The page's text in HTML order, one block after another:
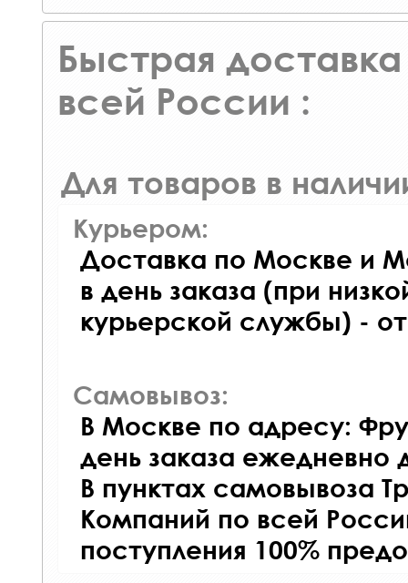
Быстрая доставка
всей России :
Для товаров в
Курьером:
Доставка по Москве и
в день заказа (при
курьерской службы) -
Самовывоз:
В Москве по адресу:
день заказа ежедневно
В пунктах самовывоза
Компаний по всей
поступления 100%